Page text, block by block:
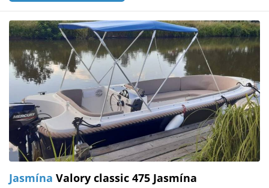
Jasmína Valory classic 475 Jasmína